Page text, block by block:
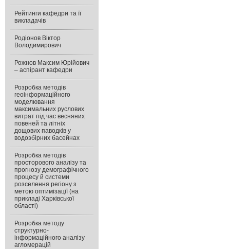
Рейтинги кафедри та її
викладачів
Родіонов Віктор
Володимирович
Рожнов Максим Юрійович
– аспірант кафедри
Розробка методів
геоінформаційного
моделювання
максимальних руслових
витрат під час весняних
повеней та літніх
дощових паводків у
водозбірних басейнах
Розробка методів
просторового аналізу та
прогнозу демографічного
процесу й системи
розселення регіону з
метою оптимізації (на
прикладі Харківської
області)
Розробка методу
структурно-
інформаційного аналізу
агломерацій